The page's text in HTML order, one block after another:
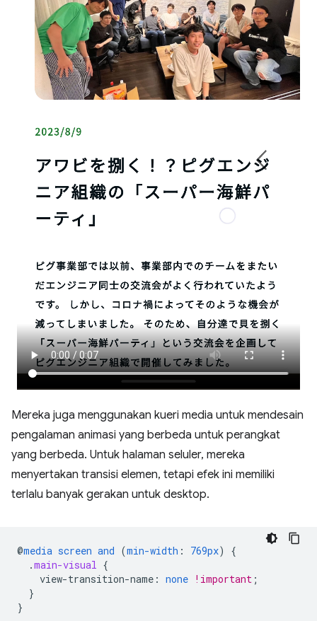
Mereka juga menggunakan kueri media untuk mendesain
pengalaman animasi yang berbeda untuk perangkat
yang berbeda. Untuk halaman seluler, mereka
menyertakan transisi elemen, tetapi efek ini memiliki
terlalu banyak gerakan untuk desktop.
@media screen and (min-width : 769px)
{
.main-visual {
view-transition-name : none !important ;
}
}